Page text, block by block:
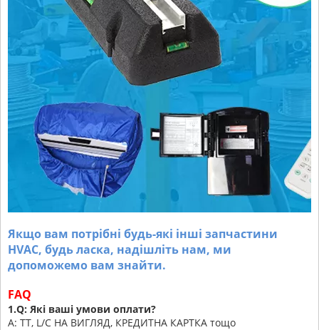
Якщо вам потрібні будь-які інші запчастини
HVAC, будь ласка, надішліть нам, ми
допоможемо вам знайти.
FAQ
1.Q: Які ваші умови оплати?
A: TT, L/C НА ВИГЛЯД, КРЕДИТНА КАРТКА тощо